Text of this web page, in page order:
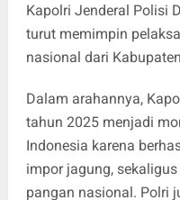
Kapolri Jenderal Polisi
turut memimpin
nasional dari
Dalam arahannya,
tahun 2025 menjadi
Indonesia karena
impor jagung,
pangan nasional. Polri